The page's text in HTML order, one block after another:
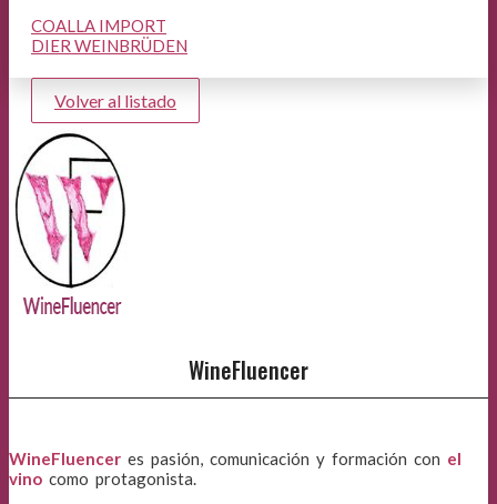
COALLA IMPORT
DIER WEINBRÜDEN
Volver al listado
WineFluencer
WineFluencer es pasión, comunicación y formación con el
vino como protagonista.